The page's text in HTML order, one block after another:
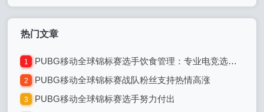
热门文章
1 PUBG移动全球锦标赛选手饮食管理：专业电竞选手的饮食之道
2 PUBG移动全球锦标赛战队粉丝支持热情高涨
3 PUBG移动全球锦标赛选手努力付出